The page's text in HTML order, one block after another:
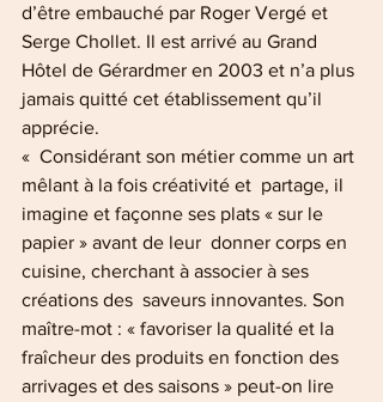
d’être embauché par Roger Vergé et
Serge Chollet. Il est arrivé au Grand
Hôtel de Gérardmer en 2003 et n’a plus
jamais quitté cet établissement qu’il
apprécie.
«  Considérant son métier comme un art
mêlant à la fois créativité et  partage, il
imagine et façonne ses plats « sur le
papier » avant de leur  donner corps en
cuisine, cherchant à associer à ses
créations des  saveurs innovantes. Son
maître-mot : « favoriser la qualité et la
fraîcheur des produits en fonction des
arrivages et des saisons » peut-on lire